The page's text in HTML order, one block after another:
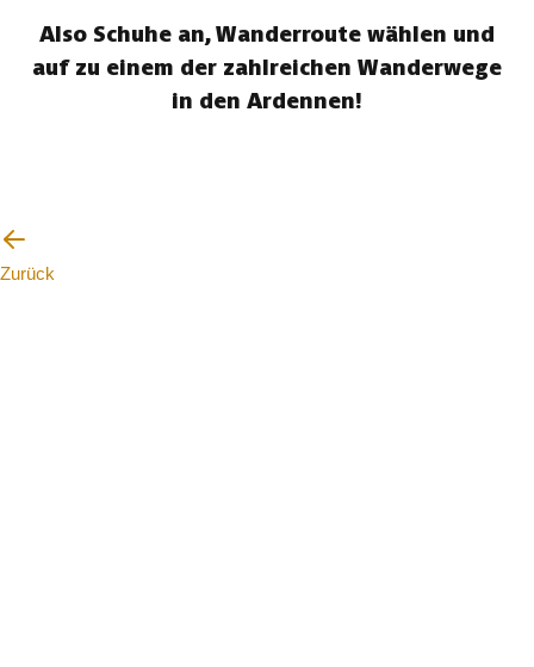
Also Schuhe an, Wanderroute wählen und
auf zu einem der zahlreichen Wanderwege
in den Ardennen!
Zurück